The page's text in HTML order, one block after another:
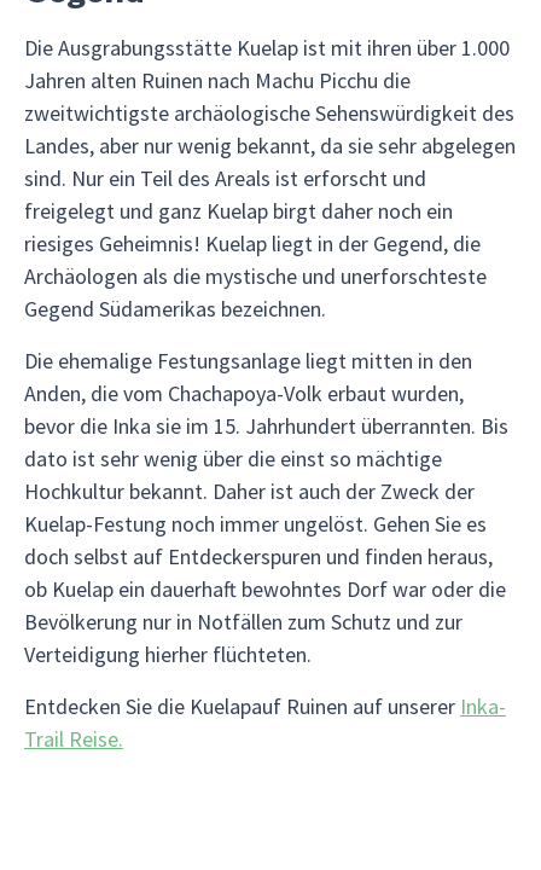
Die Ausgrabungsstätte Kuelap ist mit ihren über 1.000
Jahren alten Ruinen nach Machu Picchu die
zweitwichtigste archäologische Sehenswürdigkeit des
Landes, aber nur wenig bekannt, da sie sehr abgelegen
sind. Nur ein Teil des Areals ist erforscht und
freigelegt und ganz Kuelap birgt daher noch ein
riesiges Geheimnis! Kuelap liegt in der Gegend, die
Archäologen als die mystische und unerforschteste
Gegend Südamerikas bezeichnen.
Die ehemalige Festungsanlage liegt mitten in den
Anden, die vom Chachapoya-Volk erbaut wurden,
bevor die Inka sie im 15. Jahrhundert überrannten. Bis
dato ist sehr wenig über die einst so mächtige
Hochkultur bekannt. Daher ist auch der Zweck der
Kuelap-Festung noch immer ungelöst. Gehen Sie es
doch selbst auf Entdeckerspuren und finden heraus,
ob Kuelap ein dauerhaft bewohntes Dorf war oder die
Bevölkerung nur in Notfällen zum Schutz und zur
Verteidigung hierher flüchteten.
Entdecken Sie die Kuelapauf Ruinen auf unserer Inka-
Trail Reise.